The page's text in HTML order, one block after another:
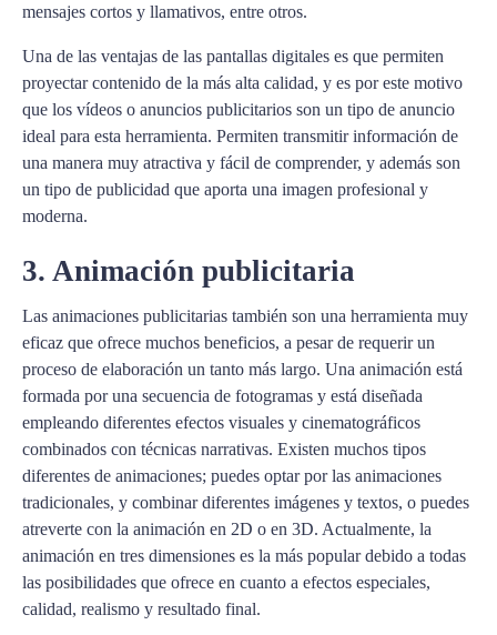
mensajes cortos y llamativos, entre otros.
Una de las ventajas de las pantallas digitales es que permiten
proyectar contenido de la más alta calidad, y es por este motivo
que los vídeos o anuncios publicitarios son un tipo de anuncio
ideal para esta herramienta. Permiten transmitir información de
una manera muy atractiva y fácil de comprender, y además son
un tipo de publicidad que aporta una imagen profesional y
moderna.
3. Animación publicitaria
Las animaciones publicitarias también son una herramienta muy
eficaz que ofrece muchos beneficios, a pesar de requerir un
proceso de elaboración un tanto más largo. Una animación está
formada por una secuencia de fotogramas y está diseñada
empleando diferentes efectos visuales y cinematográficos
combinados con técnicas narrativas. Existen muchos tipos
diferentes de animaciones; puedes optar por las animaciones
tradicionales, y combinar diferentes imágenes y textos, o puedes
atreverte con la animación en 2D o en 3D. Actualmente, la
animación en tres dimensiones es la más popular debido a todas
las posibilidades que ofrece en cuanto a efectos especiales,
calidad, realismo y resultado final.